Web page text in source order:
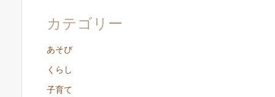
カテゴリー
あそび
くらし
子育て